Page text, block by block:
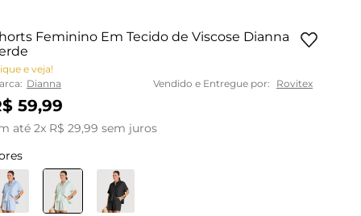
Feminino Em Tecido de Viscose Dianna
e veja!
Dianna Vendido e Entregue por: Rovitex
59,99
até 2x R$ 29,99 sem juros